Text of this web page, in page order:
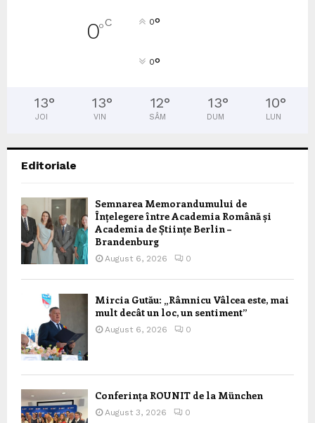
0°C 0°
0°
13°
JOI
13°
VIN
12°
SÂM
13°
DUM
10°
LUN
Editoriale
Semnarea Memorandumului de
Înțelegere între Academia Română și
Academia de Științe Berlin –
Brandenburg
August 6, 2026 0
Mircia Gutău: „Râmnicu Vâlcea este, mai
mult decât un loc, un sentiment”
August 6, 2026 0
Conferința ROUNIT de la München
August 3, 2026 0